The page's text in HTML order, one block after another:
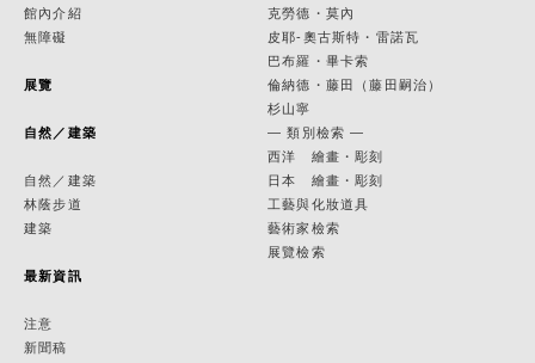
館內介紹
無障礙
展覽
自然／建築
自然／建築
林蔭步道
建築
最新資訊
注意
新聞稿
克勞德・莫內
皮耶-奧古斯特・雷諾瓦
巴布羅・畢卡索
倫納德・藤田（藤田嗣治）
杉山寧
— 類別檢索 —
西洋 繪畫・彫刻
日本 繪畫・彫刻
工藝與化妝道具
藝術家檢索
展覽檢索